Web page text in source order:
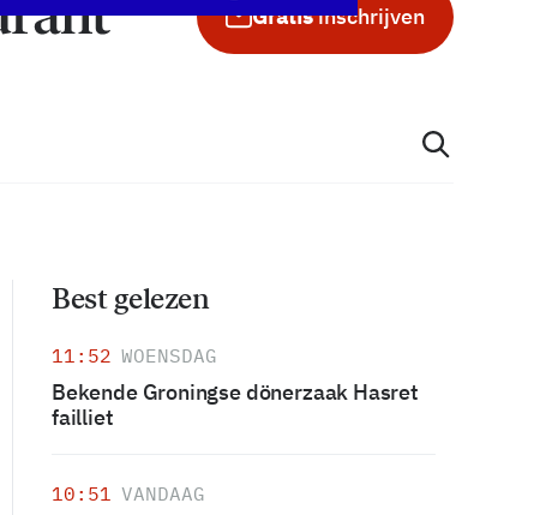
Gratisinschrijven
Best gelezen
11:52 WOENSDAG
Bekende Groningse dönerzaak Hasret
failliet
10:51 VANDAAG